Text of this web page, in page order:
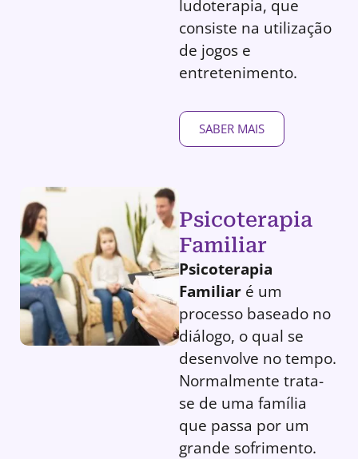
ludoterapia, que
consiste na utilização
de jogos e
entretenimento.
SABER MAIS
Psicoterapia
Familiar
Psicoterapia
Familiar é um
processo baseado no
diálogo, o qual se
desenvolve no tempo.
Normalmente trata-
se de uma família
que passa por um
grande sofrimento.